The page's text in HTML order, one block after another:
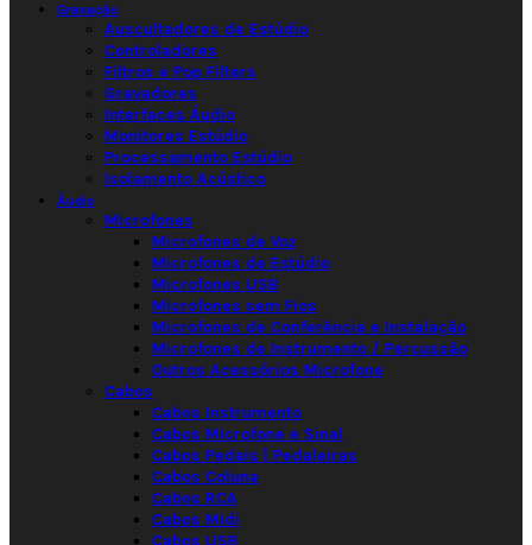
Gravação
Auscultadores de Estúdio
Controladores
Filtros e Pop Filters
Gravadores
Interfaces Áudio
Monitores Estúdio
Processamento Estúdio
Isolamento Acústico
Áudio
Microfones
Microfones de Voz
Microfones de Estúdio
Microfones USB
Microfones sem Fios
Microfones de Conferência e Instalação
Microfones de Instrumento / Percussão
Outros Acessórios Microfone
Cabos
Cabos Instrumento
Cabos Microfone e Sinal
Cabos Pedais | Pedaleiras
Cabos Coluna
Cabos RCA
Cabos Midi